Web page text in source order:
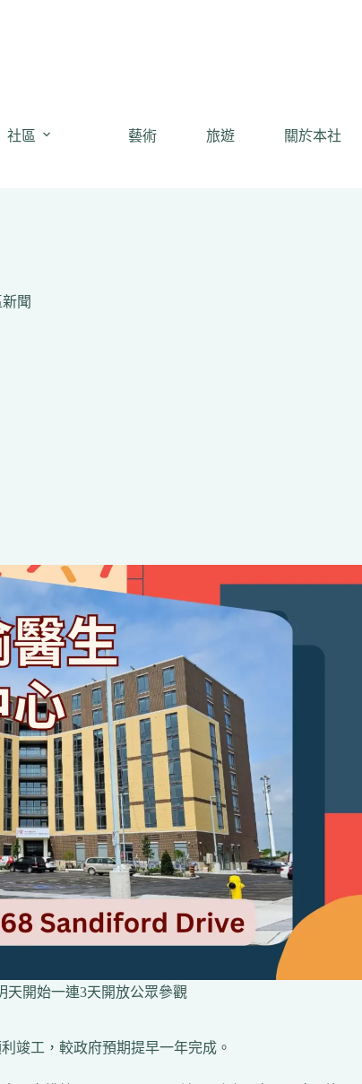
社區 藝術 旅遊 關於本社
聞
天開始一連3天開放公眾參觀
竣工，較政府預期提早一年完成。